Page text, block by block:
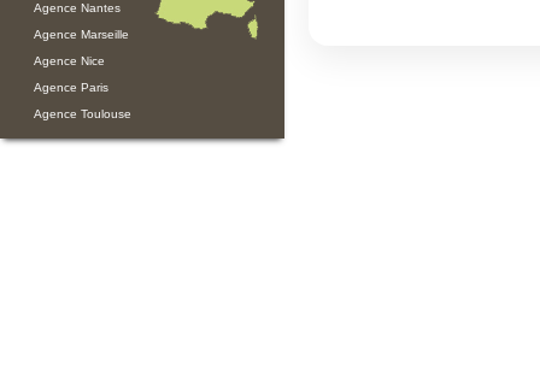
Agence Nantes
Agence Marseille
Agence Nice
Agence Paris
Agence Toulouse